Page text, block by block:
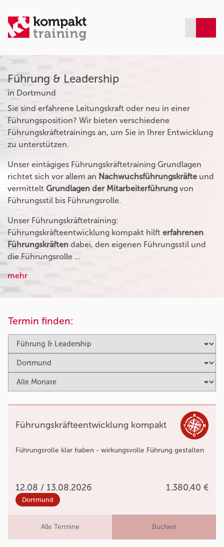
Führung & Leadership
in Dortmund
Sie sind erfahrene Leitungskraft oder neu in einer
Führungsposition? Wir bieten verschiedene
Führungskräftetrainings an, um Sie in Ihrer Entwicklung
zu unterstützen.
Unser eintägiges Führungskräftetraining Grundlagen
richtet sich vor allem an Nachwuchsführungskräfte und
vermittelt Grundlagen der Mitarbeiterführung von
Führungsstil bis Führungsrolle.
Unser Führungskräftetraining:
Führungskräfteentwicklung kompakt hilft erfahrenen
Führungskräften dabei, den eigenen Führungsstil und
die Führungsrolle …
mehr
Termin finden:
Führungskräfteentwicklung kompakt
Führungsrolle klar haben - wirkungsvolle Führung gestalten
12.08 / 13.08.2026 1.380,40 €
Dortmund
Alle Termine Buchen